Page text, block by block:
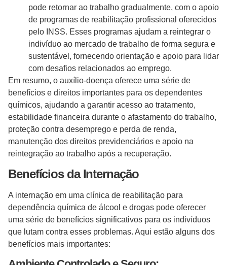
pode retornar ao trabalho gradualmente, com o apoio
de programas de reabilitação profissional oferecidos
pelo INSS. Esses programas ajudam a reintegrar o
indivíduo ao mercado de trabalho de forma segura e
sustentável, fornecendo orientação e apoio para lidar
com desafios relacionados ao emprego.
Em resumo, o auxílio-doença oferece uma série de
benefícios e direitos importantes para os dependentes
químicos, ajudando a garantir acesso ao tratamento,
estabilidade financeira durante o afastamento do trabalho,
proteção contra desemprego e perda de renda,
manutenção dos direitos previdenciários e apoio na
reintegração ao trabalho após a recuperação.
Benefícios da Internação
A internação em uma clínica de reabilitação para
dependência química de álcool e drogas pode oferecer
uma série de benefícios significativos para os indivíduos
que lutam contra esses problemas. Aqui estão alguns dos
benefícios mais importantes: